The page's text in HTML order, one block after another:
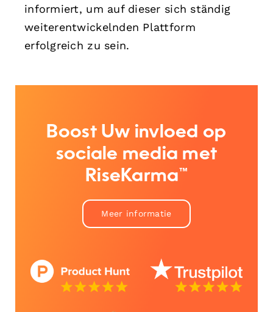
informiert, um auf dieser sich ständig
weiterentwickelnden Plattform
erfolgreich zu sein.
Boost Uw invloed op
sociale media met
RiseKarma™
Meer informatie